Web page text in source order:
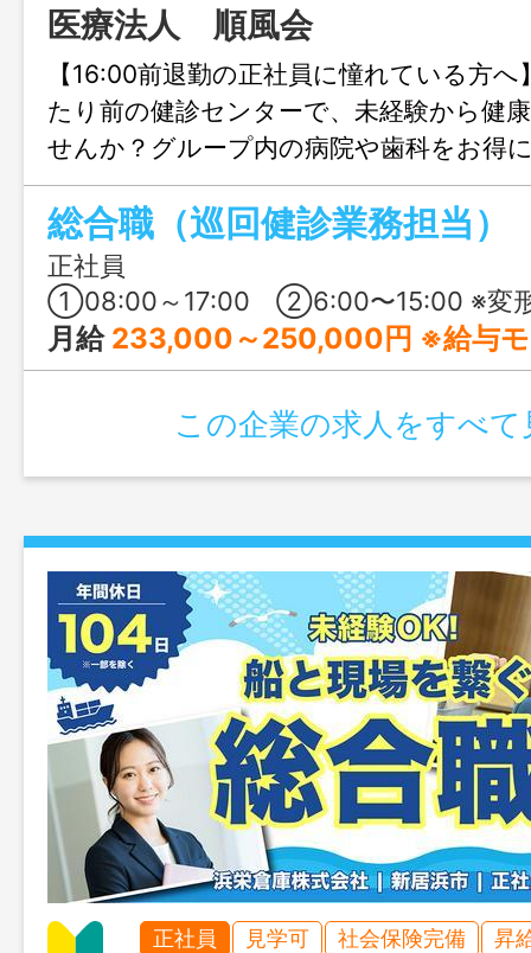
医療法人 順風会
【16:00前退勤の正社員に憧れている方
たり前の健診センターで、未経験から健
せんか？グループ内の病院や歯科をお得
保育も完備！家族に「おかえり」が言え
方におすすめです。
総合職（巡回健診業務担当）
正社員
①08:00～17:00 ②6:00〜15:00 ※変形労働時間制（1ヶ月単位） ※巡回先により勤務時間の
月給 233,000～250,000円 ※給与モ
この企業の求人をすべて
正社員 見学可 社会保険完備
昇